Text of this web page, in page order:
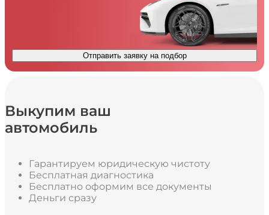
Отправить заявку на подбор
Выкупим ваш
автомобиль
Гарантируем юридическую чистоту
Бесплатная диагностика
Бесплатно оформим все документы
Деньги сразу